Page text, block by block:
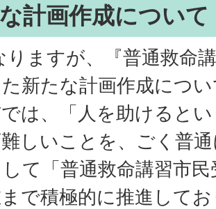
計画作成について
りますが、『普通救命
新たな計画作成につ
は、「人を助けると
しいことを、ごく普
て「普通救命講習市
で積極的に推進して